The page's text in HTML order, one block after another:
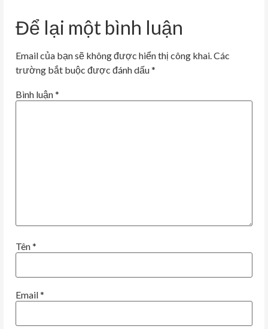
Để lại một bình luận
Email của bạn sẽ không được hiển thị công khai.Các
trường bắt buộc được đánh dấu*
Bình luận*
Tên*
Email*